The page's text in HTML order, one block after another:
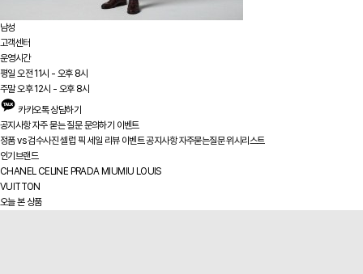
남성
고객센터
운영시간
평일 오전 11시 - 오후 8시
주말 오후 12시 - 오후 8시
카카오톡 상담하기
공지사항자주 묻는 질문문의하기 이벤트
정품 vs검수사진셀럽 픽 세일 리뷰 이벤트공지사항 자주묻는질문위시리스트
인기브랜드
CHANEL CELINE PRADA MIUMIU LOUIS
VUITTON
오늘 본 상품